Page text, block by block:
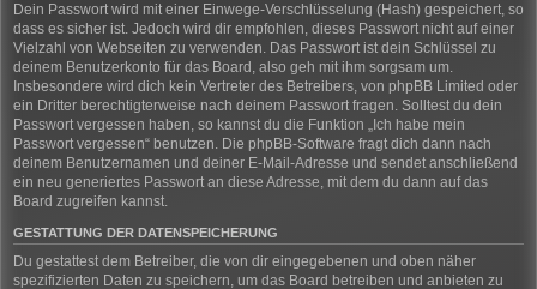
Dein Passwort wird mit einer Einwege-Verschlüsselung (Hash) gespeichert, so
dass es sicher ist. Jedoch wird dir empfohlen, dieses Passwort nicht auf einer
Vielzahl von Webseiten zu verwenden. Das Passwort ist dein Schlüssel zu
deinem Benutzerkonto für das Board, also geh mit ihm sorgsam um.
Insbesondere wird dich kein Vertreter des Betreibers, von phpBB Limited oder
ein Dritter berechtigterweise nach deinem Passwort fragen. Solltest du dein
Passwort vergessen haben, so kannst du die Funktion „Ich habe mein
Passwort vergessen“ benutzen. Die phpBB-Software fragt dich dann nach
deinem Benutzernamen und deiner E-Mail-Adresse und sendet anschließend
ein neu generiertes Passwort an diese Adresse, mit dem du dann auf das
Board zugreifen kannst.
GESTATTUNG DER DATENSPEICHERUNG
Du gestattest dem Betreiber, die von dir eingegebenen und oben näher
spezifizierten Daten zu speichern, um das Board betreiben und anbieten zu